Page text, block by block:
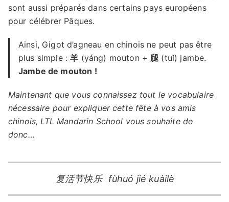
sont aussi préparés dans certains pays européens
pour célébrer Pâques.
Ainsi, Gigot d’agneau en chinois ne peut pas être
plus simple :羊 (yáng) mouton + 腿 (tuǐ) jambe.
Jambe de mouton !
Maintenant que vous connaissez tout le vocabulaire
nécessaire pour expliquer cette fête à vos amis
chinois, LTL Mandarin School vous souhaite de
donc…
复活节快乐 fùhuó jié kuàilè